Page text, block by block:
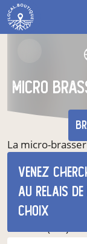
Venez
au relais
choix
La micro-
dans le village
Nous brassons
échelle
De
des bières :
Pale Ale (IPA)…